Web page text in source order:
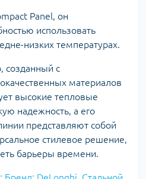
Panel, он
использовать
низких температурах.
созданный с
материалов
высокие тепловые
надежность, а его
представляют собой
стилевое решение,
барьеры времени.